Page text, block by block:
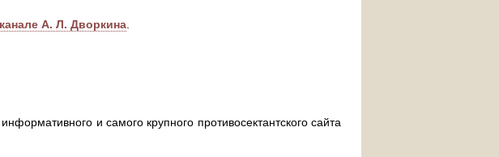
А. Л. Дворкина
и самого крупного противосектантского сайта